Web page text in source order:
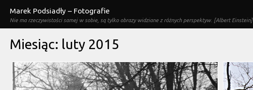
Marek Podsiadły – Fotografie
Nie ma rzeczywistości samej w sobie, są tylko obrazy widziane z różnych perspektyw. [Albert Einstein]
Miesiąc: luty 2015